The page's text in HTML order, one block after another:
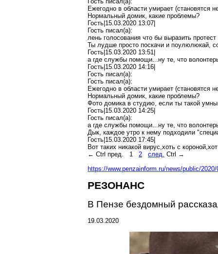
Ежегодно в области умирает (становятся
Нормальный домик, какие проблемы?
Гость|15.03.2020 13:07|
Гость писал(a):
лень голосования что бы выразить протест
Ты лудше просто поскачи и поулюлюкай,
Гость|15.03.2020 13:51|
а где службы помощи...ну те, что
Гость|15.03.2020 14:16|
Гость писал(a):
Гость писал(a):
Ежегодно в области умирает (становятся
Нормальный домик, какие проблемы?
Фото домика в студию, если ты такой
Гость|15.03.2020 14:25|
Гость писал(a):
а где службы помощи...ну те, что
Дык, каждое утро к нему подходили
Гость|15.03.2020 17:45|
Вот таких никакой вирус,хоть с
← Ctrl пред. 1 2 след. Ctrl →
https://www.penzainform.ru/news/public/
РЕЗОНАНС
В Пензе бездомный
19.03.2020